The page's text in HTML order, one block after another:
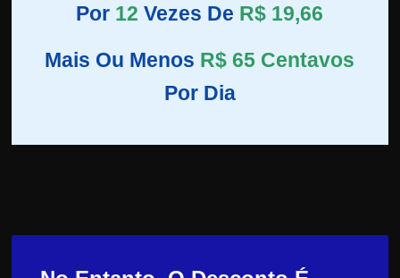
Por 12 Vezes De R$ 19,66
Mais Ou Menos R$ 65 Centavos
Por Dia